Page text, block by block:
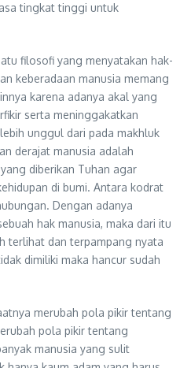
tingkat tinggi untuk
filosofi yang menyatakan hak-
keberadaan manusia memang
karena adanya akal yang
serta meninggakatkan
unggul dari pada makhluk
derajat manusia adalah
diberikan Tuhan agar
di bumi. Antara kodrat
Dengan adanya
hak manusia, maka dari itu
terlihat dan terpampang nyata
dimiliki maka hancur sudah
merubah pola pikir tentang
pola pikir tentang
manusia yang sulit